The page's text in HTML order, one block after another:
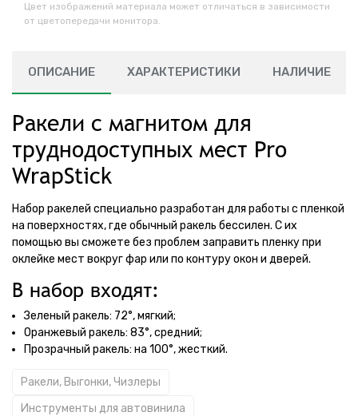
Цвет изображений материала может отличаться в зависимости
от цветопередачи монитора.
ОПИСАНИЕ ХАРАКТЕРИСТИКИ НАЛИЧИЕ
Ракели с магнитом для
труднодоступных мест Pro
WrapStick
Набор ракелей специально разработан для работы с пленкой
на поверхностях, где обычный ракель бессилен. С их
помощью вы сможете без проблем заправить пленку при
оклейке мест вокруг фар или по контуру окон и дверей.
В набор входят:
Зеленый ракель: 72°, мягкий;
Оранжевый ракель: 83°, средний;
Прозрачный ракель: на 100°, жесткий.
Ракели, Выгонки, Чизлеры
Инструменты для автовинила